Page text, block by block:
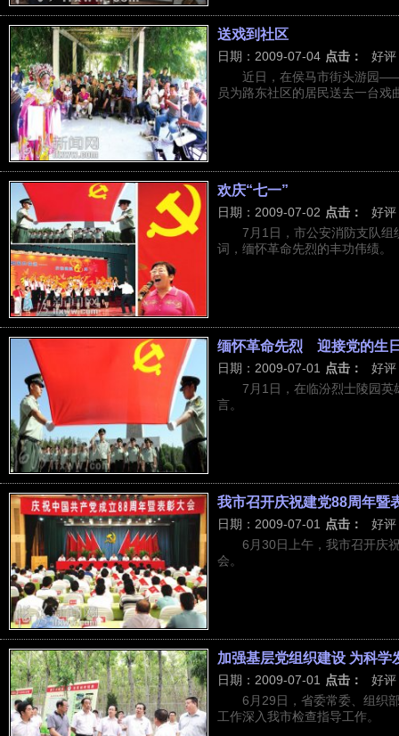
送戏到社区
日期：2009-07-04 点击：
好评
近日，在侯马市街头游园
员为路东社区的居民送去一台戏
欢庆“七一”
日期：2009-07-02 点击：
好评
7月1日，市公安消防支队
词，缅怀革命先烈的丰功伟绩。
缅怀革命先烈 迎接党的生
日期：2009-07-01 点击：
好评
7月1日，在临汾烈士陵园
言。
我市召开庆祝建党88周年暨
日期：2009-07-01 点击：
好评
6月30日上午，我市召开庆
会。
加强基层党组织建设 为科学
日期：2009-07-01 点击：
好评
6月29日，省委常委、组织
工作深入我市检查指导工作。